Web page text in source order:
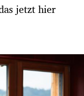
jetzt hier